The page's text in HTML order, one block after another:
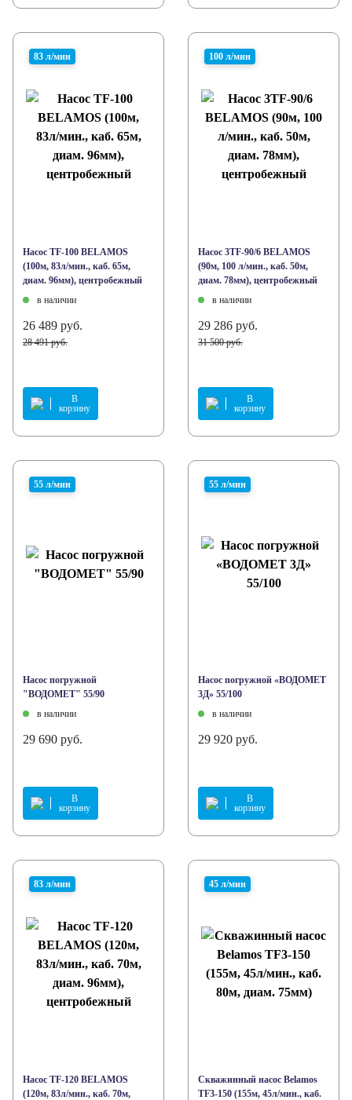
83 л/мин
Насос TF-100 BELAMOS
(100м, 83л/мин., каб. 65м,
диам. 96мм), центробежный
в наличии
26 489 руб.
28 491 руб.
В
корзину
100 л/мин
Насос 3TF-90/6 BELAMOS
(90м, 100 л/мин., каб. 50м,
диам. 78мм), центробежный
в наличии
29 286 руб.
31 500 руб.
В
корзину
55 л/мин
Насос погружной
"ВОДОМЕТ" 55/90
в наличии
29 690 руб.
В
корзину
55 л/мин
Насос погружной «ВОДОМЕТ
3Д» 55/100
в наличии
29 920 руб.
В
корзину
83 л/мин
Насос TF-120 BELAMOS
(120м, 83л/мин., каб. 70м,
45 л/мин
Скважинный насос Belamos
TF3-150 (155м, 45л/мин., каб.